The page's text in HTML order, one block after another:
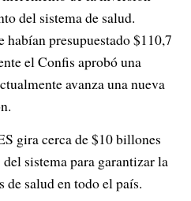
del sistema de salud.
presupuestado $110,7
el Confis aprobó una
avanza una nueva
gira cerca de $10 billones
sistema para garantizar la
salud en todo el país.